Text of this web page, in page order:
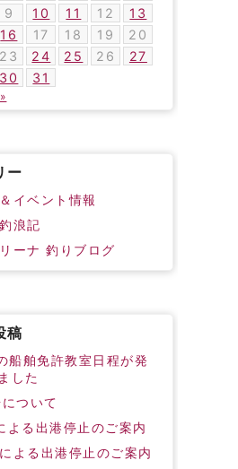
9 10 11 12
13
16 17 18 19
20
23 24 25 26
27
30 31
ー
イベント情報
浪記
ーナ 釣りブログ
稿
船舶免許教室日程が発
した
ついて
よる出港停止のご案内
よる出港停止のご案内